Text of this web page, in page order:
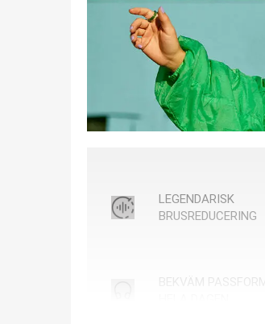
LEGENDARISK
BRUSREDUCERING
BEKVÄM PASSFORM